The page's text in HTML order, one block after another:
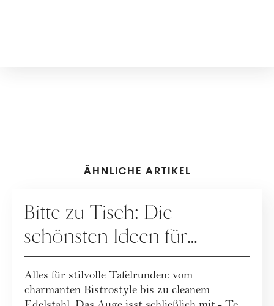
ÄHNLICHE ARTIKEL
Bitte zu Tisch: Die
schönsten Ideen für
stilvolle Tafelrunden
Alles für stilvolle Tafelrunden: vom
charmanten Bistrostyle bis zu cleanem